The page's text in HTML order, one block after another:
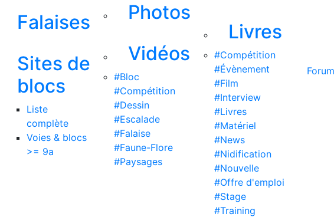
Falaises
Sites de
blocs
Liste
complète
Voies & blocs
>= 9a
Photos
Vidéos
#Bloc
#Compétition
#Dessin
#Escalade
#Falaise
#Faune-Flore
#Paysages
Livres
#Compétition
#Évènement
#Film
#Interview
#Livres
#Matériel
#News
#Nidification
#Nouvelle
#Offre d'emploi
#Stage
#Training
Forum